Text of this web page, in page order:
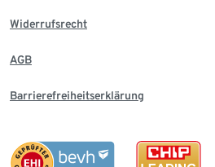
Widerrufsrecht
AGB
Barrierefreiheitserklärung